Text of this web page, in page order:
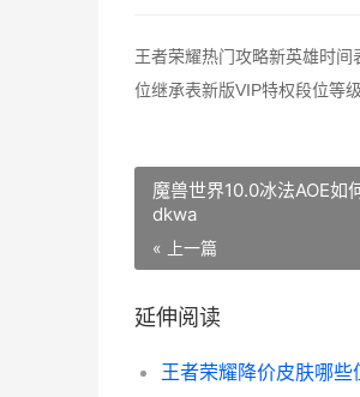
王者荣耀热门攻略新英雄时
位继承表新版VIP特权段位等
魔兽世界10.0冰法AOE如
dkwa
« 上一篇
延伸阅读